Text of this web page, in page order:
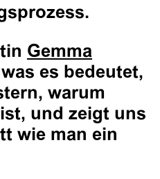
Gemma
es bedeutet,
warum
und zeigt uns
wie man ein